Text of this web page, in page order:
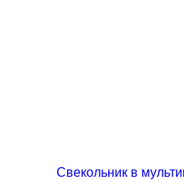
Свекольник в